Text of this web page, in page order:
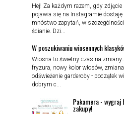
Hej! Za każdym razem, gdy zdjęcie
pojawia się na Instagramie dostaję
mnóstwo zapytań, w szczególności
ścianie. Dzi...
W poszukiwaniu wiosennych
Wiosna to świetny czas na
fryzura, nowy kolor włosów,
odświeżenie garderoby - początek
dobrym c...
Pakamera - wygraj
zakupy!